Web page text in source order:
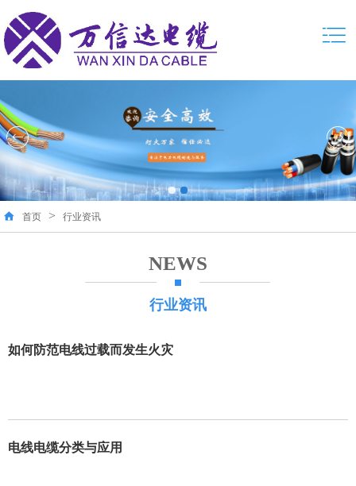
首页 > 行业资讯
NEWS
行业资讯
如何防范电线过载而发生火灾
电线电缆分类与应用